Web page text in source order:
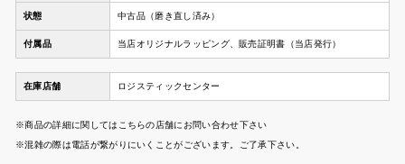
状態 中古品（磨き直し済み）
付属品 当店オリジナルラッピング、販売証明書（当店発行）
在庫店舗 ロジスティックセンター
※商品の詳細に関してはこちらの店舗にお問い合わせ下さい
※混雑の際は電話が繋がりにいくことがございます。ご了承下さい。